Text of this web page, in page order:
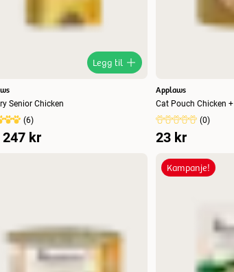
Legg til
Senior Chicken
(6)
247 kr
Applaws
Cat Pouch Chicken
(0)
23 kr
Kampanje!